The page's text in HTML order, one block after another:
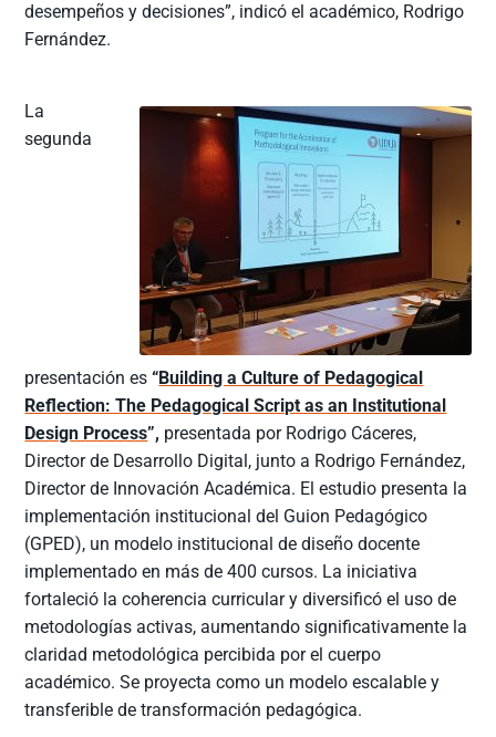
desempeños y decisiones”, indicó el académico, Rodrigo
Fernández.
La
segunda
presentación es“Building a Culture of Pedagogical
Reflection: The Pedagogical Script as an Institutional
Design Process”, presentada por Rodrigo Cáceres,
Director de Desarrollo Digital, junto a Rodrigo Fernández,
Director de Innovación Académica. El estudio presenta la
implementación institucional del Guion Pedagógico
(GPED), un modelo institucional de diseño docente
implementado en más de 400 cursos. La iniciativa
fortaleció la coherencia curricular y diversificó el uso de
metodologías activas, aumentando significativamente la
claridad metodológica percibida por el cuerpo
académico. Se proyecta como un modelo escalable y
transferible de transformación pedagógica.